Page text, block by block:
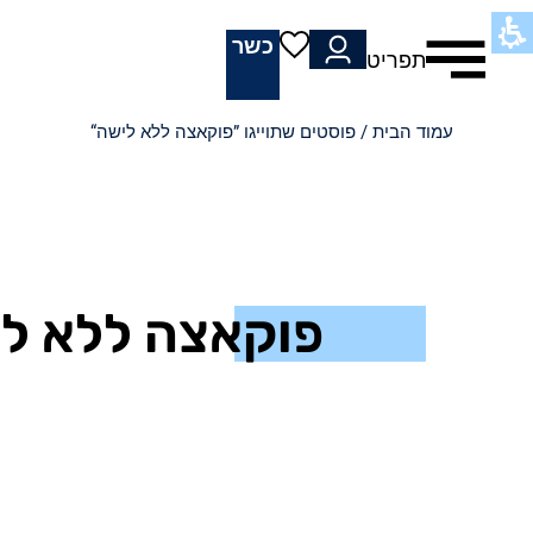
תפריט
כשר
עמוד הבית / פוסטים שתוייגו ”פוקאצה ללא לישה“
פוקאצה ללא